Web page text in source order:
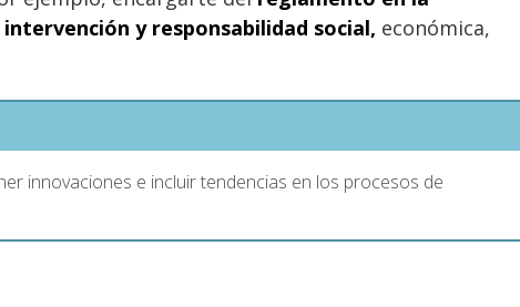
y responsabilidad social, económica,
innovaciones e incluir tendencias en los procesos de